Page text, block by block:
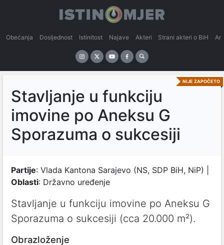
Obećanja Dosljednost Istinitost Najave Akteri Strani akteri o BiH
NIJE ZAPOČETO
Stavljanje u funkciju
imovine po Aneksu G
Sporazuma o sukcesiji
Partije: Vlada Kantona Sarajevo (NS, SDP BiH, NiP) |
Oblasti: Državno uređenje
Stavljanje u funkciju imovine po Aneksu G
Sporazuma o sukcesiji (cca 20.000 m²).
Obrazloženje